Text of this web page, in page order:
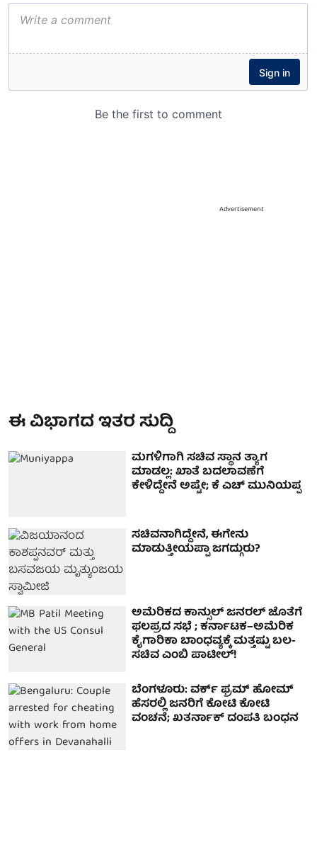
Advertisement
ಈ ವಿಭಾಗದ ಇತರ ಸುದ್ದಿ
ಮಗಳಿಗಾಗಿ ಸಚಿವ ಸ್ಥಾನ ತ್ಯಾಗ
ಮಾಡಲ್ಲ: ಖಾತೆ ಬದಲಾವಣೆಗೆ
ಕೇಳಿದ್ದೇನೆ ಅಷ್ಟೇ; ಕೆ ಎಚ್ ಮುನಿಯಪ್ಪ
ಸಚಿವನಾಗಿದ್ದೇನೆ, ಈಗೇನು
ಮಾಡುತ್ತೀಯಪ್ಪಾ ಜಗದ್ಗುರು?
ಅಮೆರಿಕದ ಕಾನ್ಸುಲ್ ಜನರಲ್ ಜೊತೆಗೆ
ಫಲಪ್ರದ ಸಭೆ ; ಕರ್ನಾಟಕ–ಅಮೆರಿಕ
ಕೈಗಾರಿಕಾ ಬಾಂಧವ್ಯಕ್ಕೆ ಮತ್ತಷ್ಟು ಬಲ-
ಸಚಿವ ಎಂಬಿ ಪಾಟೀಲ್!
ಬೆಂಗಳೂರು: ವರ್ಕ್ ಫ್ರಮ್ ಹೋಮ್
ಹೆಸರಲ್ಲಿ ಜನರಿಗೆ ಕೋಟಿ ಕೋಟಿ
ವಂಚನೆ; ಖತರ್ನಾಕ್ ದಂಪತಿ ಬಂಧನ